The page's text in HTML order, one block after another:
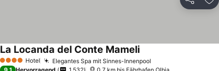
Teilen
4 Sterne Hotel Elegantes Spa mit Sinnes-Innenpool
La Locanda del Conte Mameli